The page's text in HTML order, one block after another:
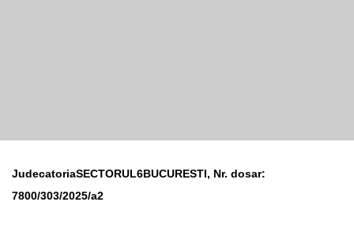
JudecatoriaSECTORUL6BUCURESTI, Nr. dosar:
7800/303/2025/a2